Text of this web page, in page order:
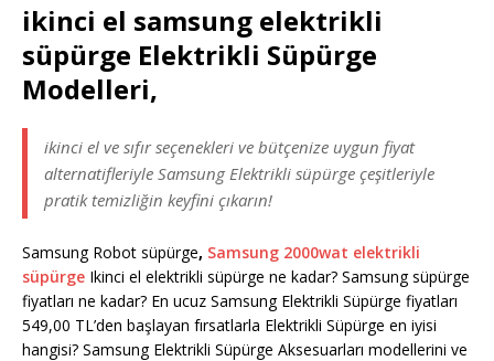
ikinci el samsung elektrikli
süpürge Elektrikli Süpürge
Modelleri,
ikinci el ve sıfır seçenekleri ve bütçenize uygun fiyat
alternatifleriyle Samsung Elektrikli süpürge çeşitleriyle
pratik temizliğin keyfini çıkarın!
Samsung Robot süpürge, Samsung 2000wat elektrikli
süpürge Ikinci el elektrikli süpürge ne kadar? Samsung süpürge
fiyatları ne kadar? En ucuz Samsung Elektrikli Süpürge fiyatları
549,00 TL’den başlayan fırsatlarla Elektrikli Süpürge en iyisi
hangisi? Samsung Elektrikli Süpürge Aksesuarları modellerini ve